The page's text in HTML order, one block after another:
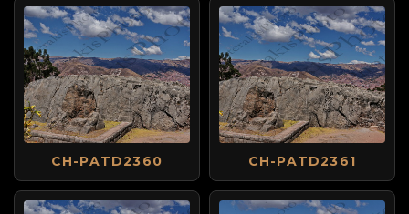
CH-PATD2360 CH-PATD2361